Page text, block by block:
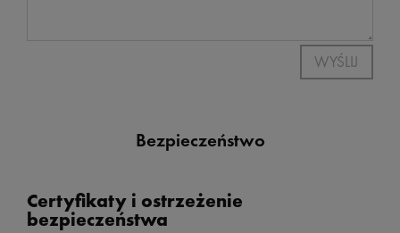
WYŚLIJ
Bezpieczeństwo
Certyfikaty i ostrzeżenie
bezpieczeństwa